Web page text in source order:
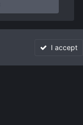
I accept